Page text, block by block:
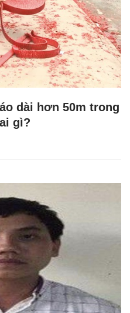
dài hơn 50m trong
gì?